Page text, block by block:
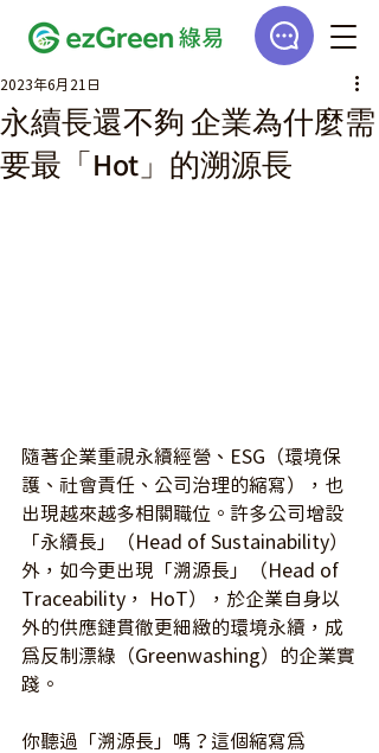
永續長還不夠 企業為什麼需
要最「Hot」的溯源長
2023年6月21日
隨著企業重視永續經營、ESG（環境保
護、社會責任、公司治理的縮寫），也
出現越來越多相關職位。許多公司增設
「永續長」（Head of Sustainability）
外，如今更出現「溯源長」（Head of
Traceability， HoT），於企業自身以
外的供應鏈貫徹更細緻的環境永續，成
為反制漂綠（Greenwashing）的企業實
踐。
你聽過「溯源長」嗎？這個縮寫為